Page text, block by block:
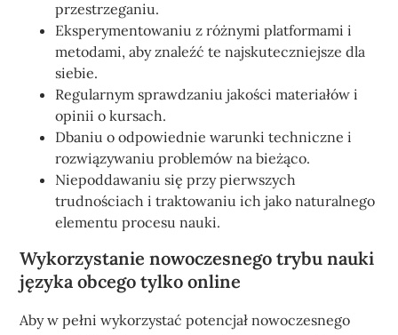
przestrzeganiu.
Eksperymentowaniu z różnymi platformami i
metodami, aby znaleźć te najskuteczniejsze dla
siebie.
Regularnym sprawdzaniu jakości materiałów i
opinii o kursach.
Dbaniu o odpowiednie warunki techniczne i
rozwiązywaniu problemów na bieżąco.
Niepoddawaniu się przy pierwszych
trudnościach i traktowaniu ich jako naturalnego
elementu procesu nauki.
Wykorzystanie nowoczesnego trybu nauki
języka obcego tylko online
Aby w pełni wykorzystać potencjał nowoczesnego